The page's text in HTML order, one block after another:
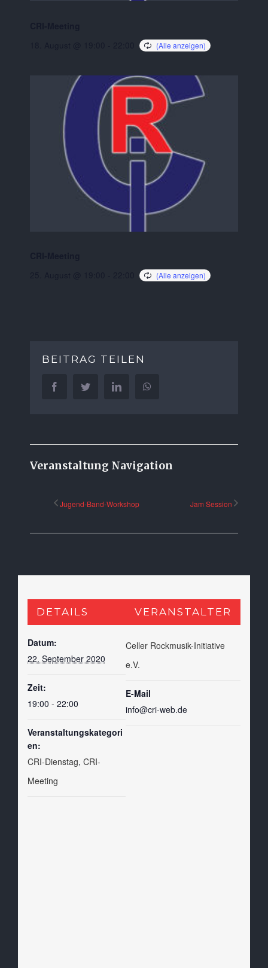
BEITRAG TEILEN
FacebookTwitter LinkedIn
Veranstaltung Navigation
Jugend-Band-Workshop Jam Session
DETAILS
Datum:
22. September 2020
Zeit:
19:00 - 22:00
Veranstaltungskategori
en:
CRI-Dienstag, CRI-
Meeting
VERANSTALTER
Celler Rockmusik-Initiative
e.V.
E-Mail
info@cri-web.de